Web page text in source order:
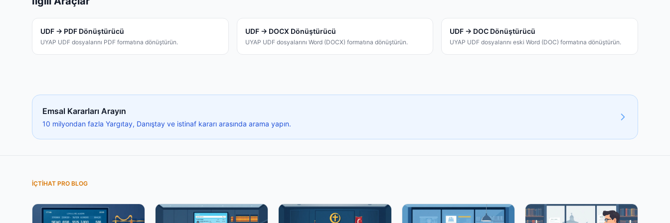
UDF → PDF Dönüştürücü
UYAP UDF dosyalarını PDF formatına dönüştürün.
UDF → DOCX Dönüştürücü
UYAP UDF dosyalarını Word (DOCX) formatına dönüştürün.
UDF → DOC Dönüştürücü
UYAP UDF dosyalarını eski Word (DOC) formatına dönüştürün.
Emsal Kararları Arayın
10 milyondan fazla Yargıtay, Danıştay ve istinaf kararı arasında arama yapın.
İÇTIHAT PRO BLOG